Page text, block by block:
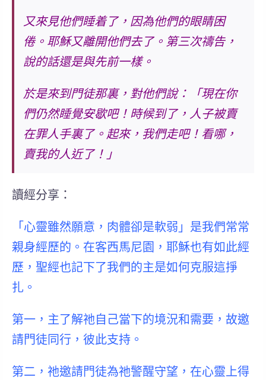
又來見他們睡着了，因為他們的眼睛困
倦。耶穌又離開他們去了。第三次禱告，
說的話還是與先前一樣。
於是來到門徒那裏，對他們說：「現在你
們仍然睡覺安歇吧！時候到了，人子被賣
在罪人手裏了。 起來，我們走吧！ 看哪，
賣我的人近了！」
讀經分享：
「心靈雖然願意，肉體卻是軟弱」是我們常常
親身經歷的。在客西馬尼園，耶穌也有如此經
歷，聖經也記下了我們的主是如何克服這掙
扎。
第一，主了解祂自己當下的境況和需要，故邀
請門徒同行 ，彼此支持。
第二，祂邀請門徒為祂警醒守望，在心靈上得